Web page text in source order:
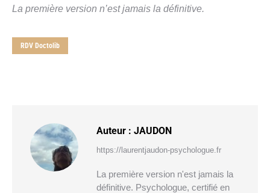
La première version n’est jamais la définitive.
RDV Doctolib
Auteur : JAUDON
https://laurentjaudon-psychologue.fr
La première version n'est jamais la
définitive. Psychologue, certifié en